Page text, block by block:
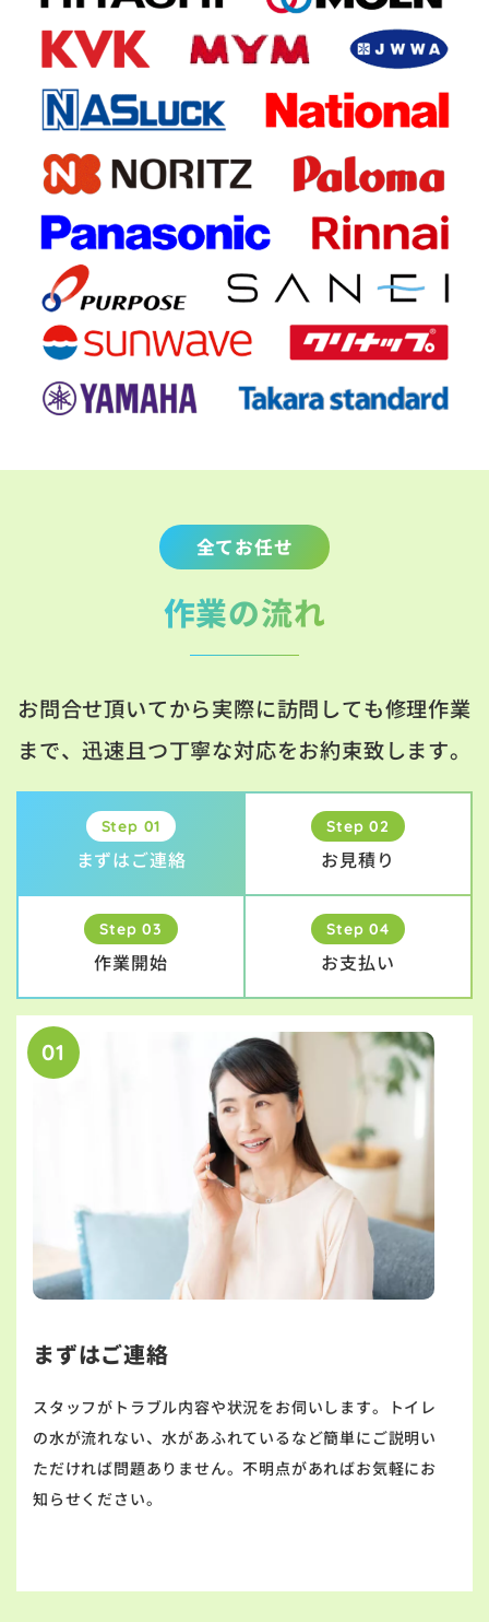
全てお任せ
作業の流れ
お問合せ頂いてから実際に訪問しても修理作業
まで、迅速且つ丁寧な対応をお約束致します。
Step 01
まずはご連絡
Step 02
お見積り
Step 03
作業開始
Step 04
お支払い
01
まずはご連絡
スタッフがトラブル内容や状況をお伺いします。トイレ
の水が流れない、水があふれているなど簡単にご説明い
ただければ問題ありません。不明点があればお気軽にお
知らせください。